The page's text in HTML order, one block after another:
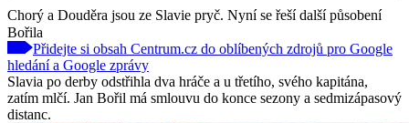
Chorý a Douděra jsou ze Slavie pryč. Nyní se řeší další působení
Bořila
Přidejte si obsah Centrum.cz do oblíbených zdrojů pro Google
hledání a Google zprávy
Slavia po derby odstřihla dva hráče a u třetího, svého kapitána,
zatím mlčí. Jan Bořil má smlouvu do konce sezony a sedmizápasový
distanc.